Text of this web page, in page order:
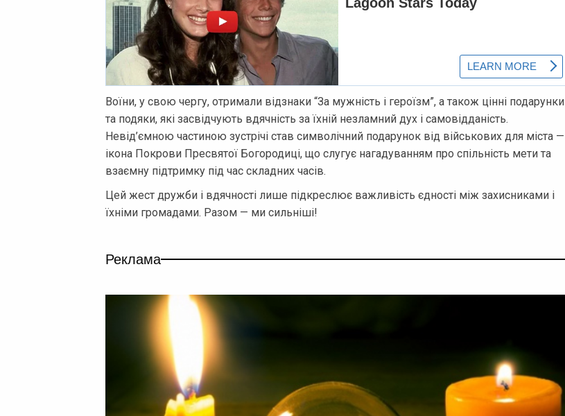
Воїни, у свою чергу, отримали відзнаки “За мужність і героїзм”, а також цінні подарунки
та подяки, які засвідчують вдячність за їхній незламний дух і самовідданість.
Невід’ємною частиною зустрічі став символічний подарунок від військових для міста —
ікона Покрови Пресвятої Богородиці, що слугує нагадуванням про спільність мети та
взаємну підтримку під час складних часів.
Цей жест дружби і вдячності лише підкреслює важливість єдності між захисниками і
їхніми громадами. Разом — ми сильніші!
Реклама